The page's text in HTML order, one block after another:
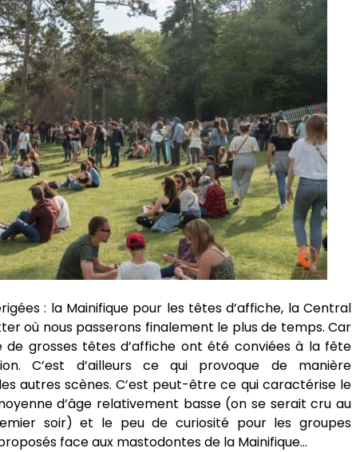
: la Mainifique pour les têtes d’affiche, la Central
où nous passerons finalement le plus de temps. Car
grosses têtes d’affiche ont été conviées à la fête
C’est d’ailleurs ce qui provoque de manière
autres scènes. C’est peut-être ce qui caractérise le
d’âge relativement basse (on se serait cru au
soir) et le peu de curiosité pour les groupes
face aux mastodontes de la Mainifique…